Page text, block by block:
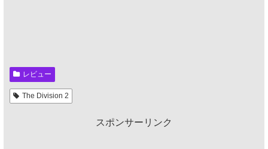
レビュー
The Division 2
スポンサーリンク